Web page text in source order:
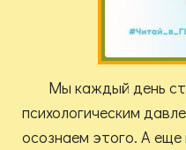
Мы каждый день
психологическим
осознаем этого. А еще